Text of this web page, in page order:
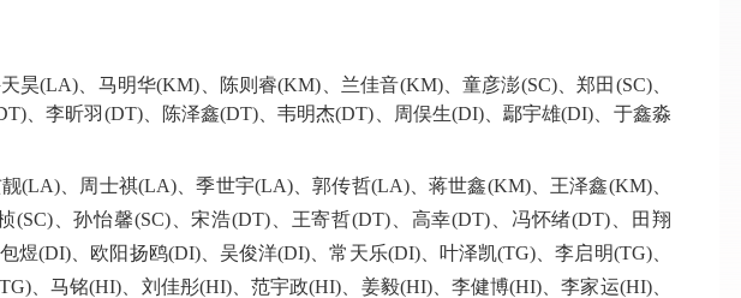
昊(LA) 马明华(KM) 陈则睿(KM) 兰佳音(KM)、 童彦澎(SC)、郑田(SC)、
、李昕羽(DT)、 陈泽鑫(DT) 、韦明杰(DT) 周俣生(DI)、鄢宇雄(DI)
于鑫淼
(LA)、周士祺(LA)、季世宇(LA)、郭传哲(LA)、蒋世鑫(KM)、王泽鑫(KM)、
、孙怡馨(SC)、宋浩(DT)、王寄哲(DT)、高幸(DT)、冯怀绪(DT)、田翔
(DI)、欧阳扬鸥(DI)、吴俊洋(DI)、常天乐(DI)、叶泽凯(TG)、李启明(TG)、
、马铭(HI)、刘佳彤(HI)、范宇政(HI)、姜毅(HI)、李健博(HI)、李家运(HI)、